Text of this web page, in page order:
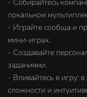
- Собирайтесь
локальном
- Играйте сообща и
мини-играх.
- Создавайте
заданиями.
- Вливайтесь в игру:
сложности и